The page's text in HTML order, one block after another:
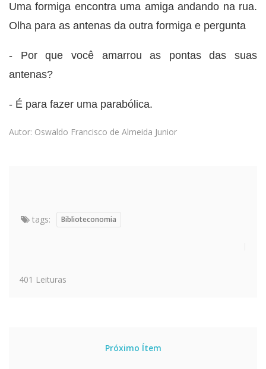
Uma formiga encontra uma amiga andando na rua.
Olha para as antenas da outra formiga e pergunta
- Por que você amarrou as pontas das suas
antenas?
- É para fazer uma parabólica.
Autor: Oswaldo Francisco de Almeida Junior
tags: Biblioteconomia
401 Leituras
Próximo Ítem